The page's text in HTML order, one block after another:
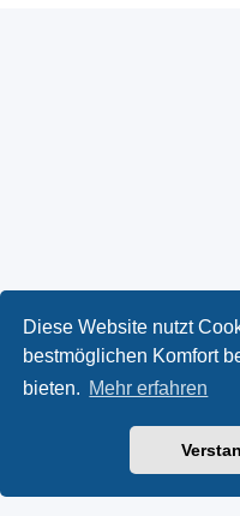
Diese Website nutzt
bestmöglichen Komfort
bieten. Mehr erfahren